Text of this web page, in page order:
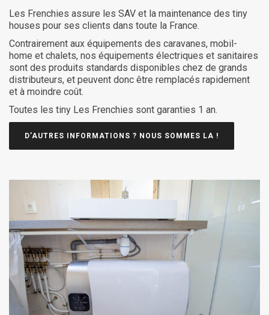
Les Frenchies assure les SAV et la maintenance des tiny
houses pour ses clients dans toute la France.
Contrairement aux équipements des caravanes, mobil-
home et chalets, nos équipements électriques et sanitaires
sont des produits standards disponibles chez de grands
distributeurs, et peuvent donc être remplacés rapidement
et à moindre coût.
Toutes les tiny Les Frenchies sont garanties 1 an.
D’AUTRES INFORMATIONS ? NOUS SOMMES LA !